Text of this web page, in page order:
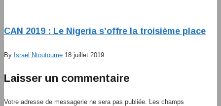
CAN 2019 : Le Nigeria s’offre la troisième place
By Israël Ntoutoume 18 juillet 2019
Laisser un commentaire
Votre adresse de messagerie ne sera pas publiée.
Les champs